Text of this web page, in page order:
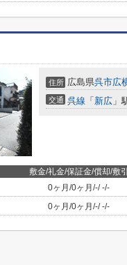
住所 広島県呉市広
交通 呉線 「 新広 」
敷金/礼金/保証金/償却/敷引
0ヶ月 /0ヶ月 /-/-/-
0ヶ月 /0ヶ月 /-/-/-